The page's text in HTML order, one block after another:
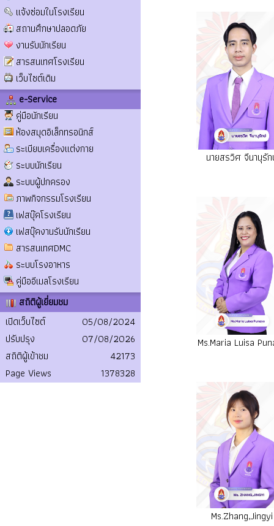
แจ้งซ่อมในโรงเรียน
สถานศึกษาปลอดภัย
งานรับนักเรียน
สารสนเทศโรงเรียน
เว็บไซต์เดิม
e-Service
คู่มือนักเรียน
ห้องสมุดอิเล็กทรอนิกส์
ระเบียบเครื่องแต่งกาย
ระบบนักเรียน
ระบบผู้ปกครอง
ภาพกิจกรรมโรงเรียน
เฟสบุ๊คโรงเรียน
เฟสบุ๊คงานรับนักเรียน
สารสนเทศDMC
ระบบโรงอาหาร
คู่มืออีเมลโรงเรียน
สถิติผู้เยี่ยมชม
เปิดเว็บไซต์
05/08/2024
ปรับปรุง
07/08/2026
สถิติผู้เข้าชม
42173
Page Views
1378328
นายสรวิศ จีนานุรั
Ms.Maria Luisa
Ms.Zhang,Jingyi